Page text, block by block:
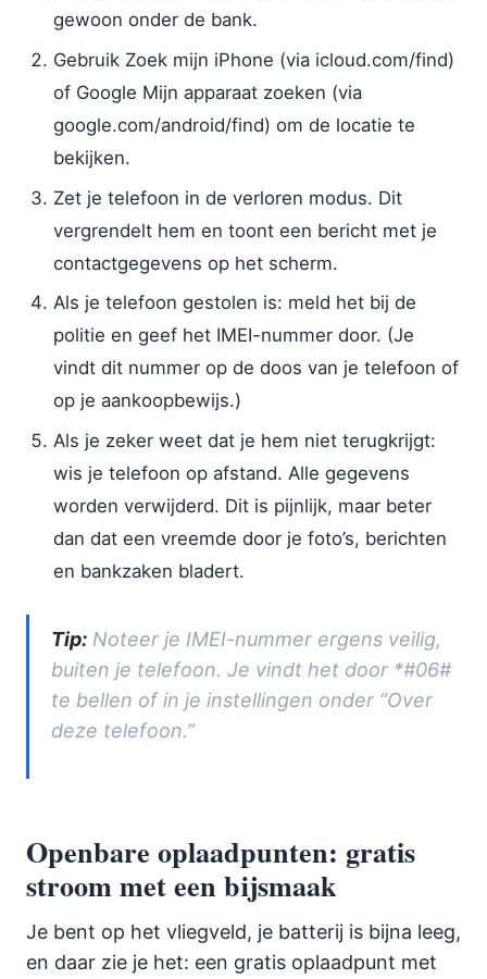
gewoon onder de bank.
Gebruik Zoek mijn iPhone (via icloud.com/find)
of Google Mijn apparaat zoeken (via
google.com/android/find) om de locatie te
bekijken.
Zet je telefoon in de verloren modus. Dit
vergrendelt hem en toont een bericht met je
contactgegevens op het scherm.
Als je telefoon gestolen is: meld het bij de
politie en geef het IMEI-nummer door. (Je
vindt dit nummer op de doos van je telefoon of
op je aankoopbewijs.)
Als je zeker weet dat je hem niet terugkrijgt:
wis je telefoon op afstand. Alle gegevens
worden verwijderd. Dit is pijnlijk, maar beter
dan dat een vreemde door je foto’s, berichten
en bankzaken bladert.
Tip: Noteer je IMEI-nummer ergens veilig,
buiten je telefoon. Je vindt het door *#06#
te bellen of in je instellingen onder “Over
deze telefoon.”
Openbare oplaadpunten: gratis
stroom met een bijsmaak
Je bent op het vliegveld, je batterij is bijna leeg,
en daar zie je het: een gratis oplaadpunt met